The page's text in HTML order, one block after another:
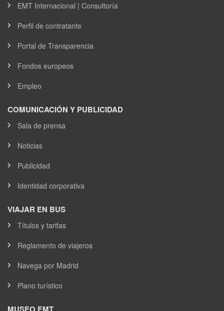
EMT Internacional | Consultoría
Perfil de contratante
Portal de Transparencia
Fondos europeos
Empleo
COMUNICACIÓN Y PUBLICIDAD
Sala de prensa
Noticias
Publicidad
Identidad corporativa
VIAJAR EN BUS
Títulos y tarifas
Reglamento de viajeros
Navega por Madrid
Plano turístico